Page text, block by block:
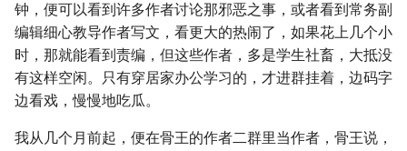
钟，便可以看到许多作者讨论那邪恶之事，或者看到常务副
编辑细心教导作者写文，看更大的热闹了，如果花上几个小
时，那就能看到责编，但这些作者，多是学生社畜，大抵没
有这样空闲。只有穿居家办公学习的，才进群挂着，边码字
边看戏，慢慢地吃瓜。
我从几个月前起，便在骨王的作者二群里当作者，骨王说，